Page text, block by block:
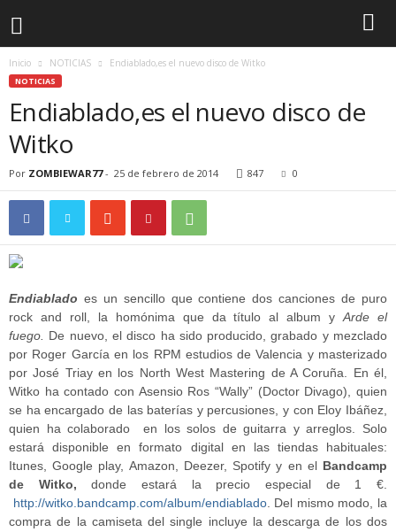
Inicio NOTICIAS Endiablado,es el nuevo disco de Witko
NOTICIAS
Endiablado,es el nuevo disco de
Witko
Por ZOMBIEWAR77- 25 de febrero de 2014 847 0
Endiablado es un sencillo que contiene dos canciones de puro
rock and roll, la homónima que da título al album yArde el
fuego.
De nuevo, el disco ha sido producido, grabado y mezclado
por Roger García en los RPM estudios de Valencia y masterizado
por José Triay en los North West Mastering de A Coruña. En él,
Witko ha contado con Asensio Ros “Wally” (Doctor Divago), quien
se ha encargado de las baterías y percusiones, y con Eloy Ibáñez,
quien ha colaborado en los solos de guitarra y arreglos. Solo
estará disponible en formato digital en las tiendas habituales:
Itunes, Google play, Amazon, Deezer, Spotify y en elBandcamp
de Witko, donde estará la precio especial de 1 €.
http://witko.bandcamp.com/album/endiablado. Del mismo modo, la
compra de la camiseta del single incluye la descarga de los dos